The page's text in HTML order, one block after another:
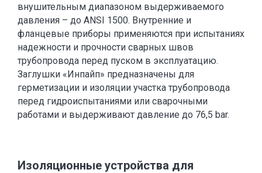
внушительным диапазоном выдерживаемого
давления – до ANSI 1500. Внутренние и
фланцевые приборы применяются при испытаниях
надежности и прочности сварных швов
трубопровода перед пуском в эксплуатацию.
Заглушки «Инпайп» предназначены для
герметизации и изоляции участка трубопровода
перед гидроиспытаниями или сварочными
работами и выдерживают давление до 76,5 bar.
Изоляционные устройства для